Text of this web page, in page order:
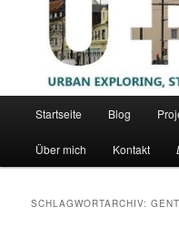
Startseite Blog
Über mich Kontakt
SCHLAGWORTARCHIV: